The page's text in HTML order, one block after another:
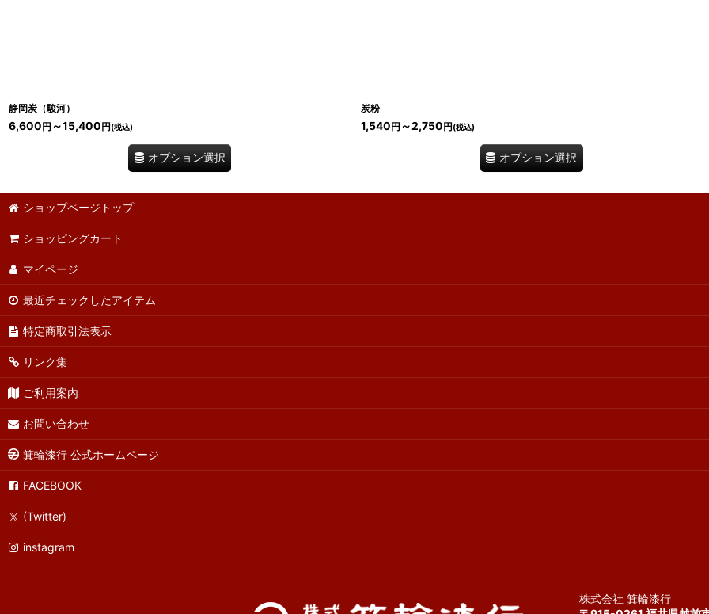
静岡炭（駿河）
6,600円 ～15,400円(税込)
オプション選択
炭粉
1,540円 ～2,750円(税込)
オプション選択
ショップページトップ
ショッピングカート
マイページ
最近チェックしたアイテム
特定商取引法表示
リンク集
ご利用案内
お問い合わせ
箕輪漆行 公式ホームページ
FACEBOOK
(Twitter)
instagram
株式会社 箕輪漆行